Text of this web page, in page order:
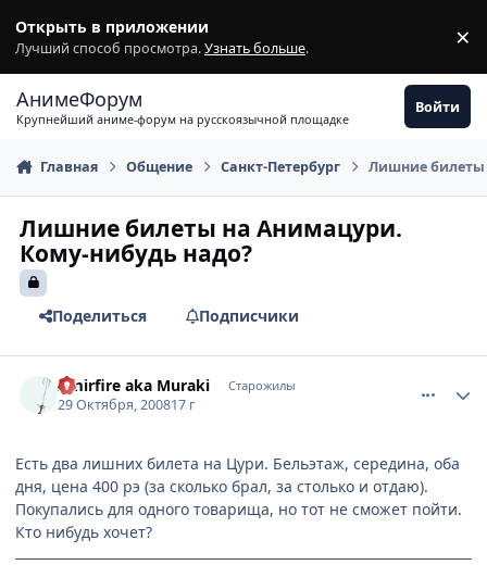
Открыть в приложении
Лучший способ просмотра.Узнать больше. ×
АнимеФорум
Крупнейший аниме-форум на русскоязычной площадке
Войти
Главная Общение Санкт-Петербург Лишние билеты
Лишние билеты на Анимацури.
Кому-нибудь надо?
Поделиться Подписчики
Amirfire aka Muraki Старожилы
29 Октября, 200817 г
Есть два лишних билета на Цури. Бельэтаж, середина, оба
дня, цена 400 рэ (за сколько брал, за столько и отдаю).
Покупались для одного товарища, но тот не сможет пойти.
Кто нибудь хочет?